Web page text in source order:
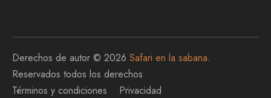
Derechos de autor © 2026 Safari en la sabana.
Reservados todos los derechos
Términos y condiciones
Privacidad